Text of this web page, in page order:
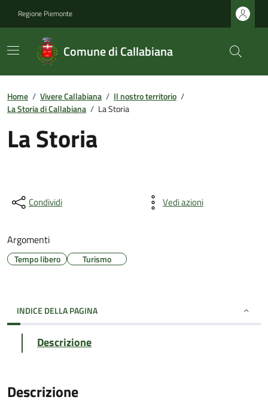
Regione Piemonte
Comune di Callabiana
Home / Vivere Callabiana / Il nostro territorio /
La Storia di Callabiana / La Storia
La Storia
Condividi Vedi azioni
Argomenti
Tempo libero Turismo
INDICE DELLA PAGINA
Descrizione
Descrizione